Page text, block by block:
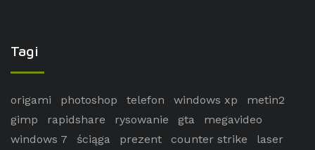
Tagi
origami photoshop telefon windows xp
metin2
gimp
rapidshare rysowanie gta
megavideo
windows 7
ściąga prezent counter strike laser